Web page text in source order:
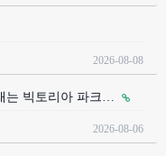
2026-08-08
는 빅토리아 파크…
2026-08-06